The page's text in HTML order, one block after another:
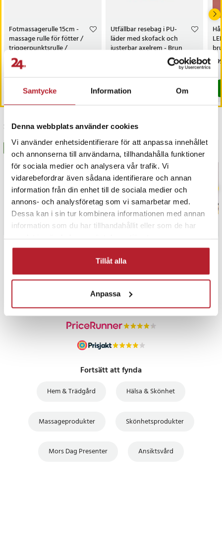
Samtycke Information Om
Denna webbplats använder cookies
Vi använder enhetsidentifierare för att anpassa innehållet
och annonserna till användarna, tillhandahålla funktioner
för sociala medier och analysera vår trafik. Vi
vidarebefordrar även sådana identifierare och annan
information från din enhet till de sociala medier och
annons- och analysföretag som vi samarbetar med.
Dessa kan i sin tur kombinera informationen med annan
information som du har tillhandahållit eller som de har
Tillåt alla
Anpassa
Fotmassagerulle 15cm -
massage rulle för fötter /
triggerpunktsrulle /
fotmassage
Pris:
59 kr
I lager, levereras inom 1-2 vardagar
Köp
Utfällbar resebag i PU-
läder med skofack och
justerbar axelrem - Brun
I lager, levereras inom 1-2 vardagar
Senast besökta
PRISGARANTI
Fortsätt att fynda
Hem & Trädgård Hälsa & Skönhet
Massageprodukter Skönhetsprodukter
Mors Dag Presenter Ansiktsvård